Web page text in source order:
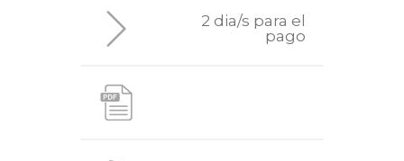
2 dia/s para el
pago